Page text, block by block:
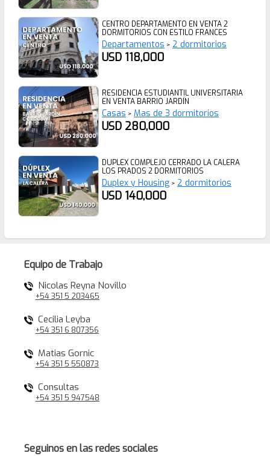
CENTRO DEPARTAMENTO EN VENTA 2
DORMITORIOS CON ESTILO FRANCES
Departamentos > 2 dormitorios
USD 118,000
RESIDENCIA ESTUDIANTIL UNIVERSITARIA
EN VENTA BARRIO JARDÍN
Casas >Mas de 3 dormitorios
USD 280,000
DUPLEX COMPLEJO CERRADO LA CALERA
LOS PRADOS 2 DORMITORIOS
Duplex y Housing > 2 dormitorios
USD 140,000
Equipo de Trabajo
Nicolas Reyna Novillo
+54 351 5 203465
Cecilia Leyba
+54 351 6 807356
Matias Gornic
+54 351 5 550873
Consultas
+54 351 5 947548
Seguinos en las redes sociales